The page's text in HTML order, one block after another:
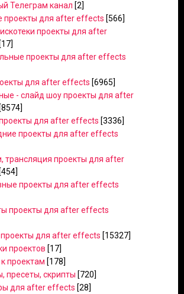
Телеграм канал [2]
проекты для after effects [566]
проекты для after
[17]
проекты для after effects
для after effects [6965]
- слайд шоу проекты для after
[8574]
для after effects [3336]
проекты для after effects
трансляция проекты для after
[454]
проекты для after effects
проекты для after effects
для after effects [15327]
проектов [17]
проектам [178]
пресеты, скрипты [720]
для after effects [28]